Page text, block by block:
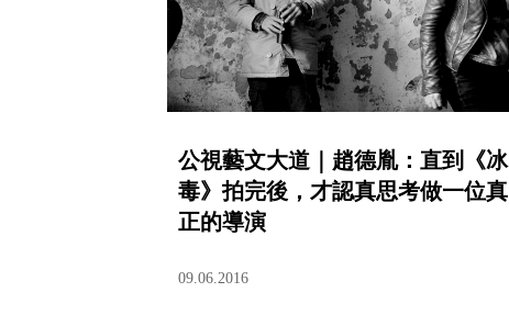
公視藝文大道｜趙德胤：直到《冰
毒》拍完後，才認真思考做一位真
正的導演
09.06.2016